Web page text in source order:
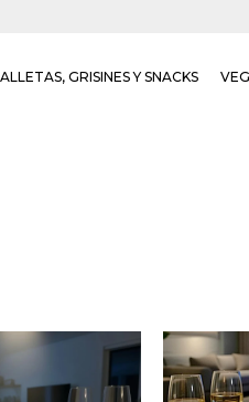
GRISINES Y SNACKS